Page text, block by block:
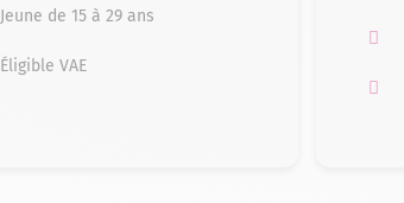
Jeune de 15 à 29 ans
Éligible VAE